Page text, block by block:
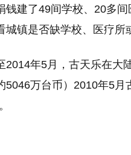
钱建了49间学校、20多
城镇是否缺学校、医疗所
2014年5月，古天乐在大
5046万台币）2010年5月